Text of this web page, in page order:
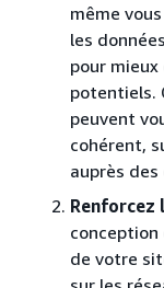
même
les
pour
potentiels.
peuvent
cohérent,
auprès
de votre